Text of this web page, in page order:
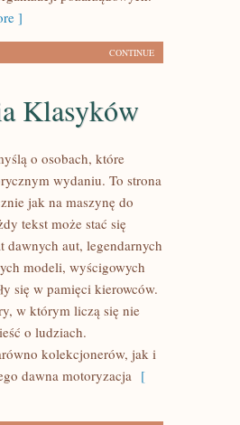
]
CONTINUE
Klasyków
o osobach, które
wydaniu. To strona
jak na maszynę do
tekst może stać się
dawnych aut, legendarnych
modeli, wyścigowych
się w pamięci kierowców.
w którym liczą się nie
o ludziach.
kolekcjonerów, jak i
dawna motoryzacja [